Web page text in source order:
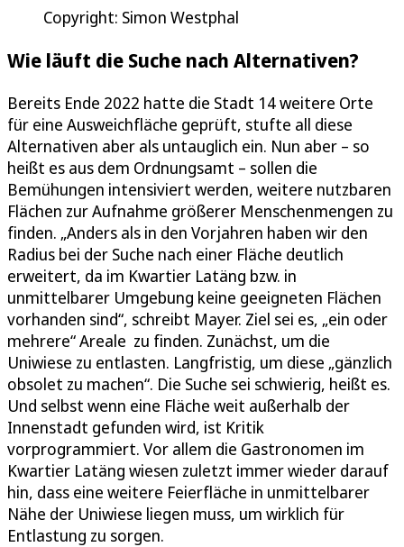
Copyright: Simon Westphal
Wie läuft die Suche nach Alternativen?
Bereits Ende 2022 hatte die Stadt 14 weitere Orte
für eine Ausweichfläche geprüft, stufte all diese
Alternativen aber als untauglich ein. Nun aber – so
heißt es aus dem Ordnungsamt – sollen die
Bemühungen intensiviert werden, weitere nutzbaren
Flächen zur Aufnahme größerer Menschenmengen zu
finden. „Anders als in den Vorjahren haben wir den
Radius bei der Suche nach einer Fläche deutlich
erweitert, da im Kwartier Latäng bzw. in
unmittelbarer Umgebung keine geeigneten Flächen
vorhanden sind“, schreibt Mayer. Ziel sei es, „ein oder
mehrere“ Areale zu finden. Zunächst, um die
Uniwiese zu entlasten. Langfristig, um diese „gänzlich
obsolet zu machen“. Die Suche sei schwierig, heißt es.
Und selbst wenn eine Fläche weit außerhalb der
Innenstadt gefunden wird, ist Kritik
vorprogrammiert. Vor allem die Gastronomen im
Kwartier Latäng wiesen zuletzt immer wieder darauf
hin, dass eine weitere Feierfläche in unmittelbarer
Nähe der Uniwiese liegen muss, um wirklich für
Entlastung zu sorgen.